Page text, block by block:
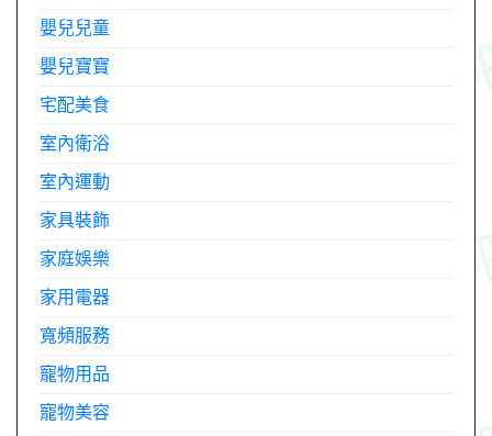
嬰兒兒童
嬰兒寶寶
宅配美食
室內衛浴
室內運動
家具裝飾
家庭娛樂
家用電器
寬頻服務
寵物用品
寵物美容